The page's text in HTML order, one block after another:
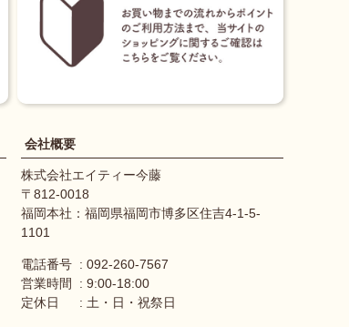
会社概要
株式会社エイティー今藤
812-0018
福岡本社：福岡県福岡市博多区住吉4-1-5-
1101
電話番号
092-260-7567
営業時間
9:00-18:00
定休日
土・日・祝祭日